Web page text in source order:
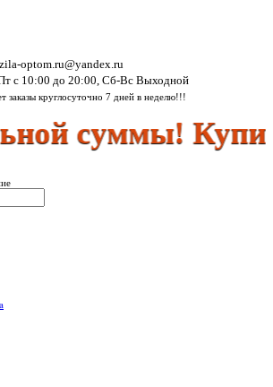
optom.ru@yandex.ru
с 10:00 до 20:00, Сб-Вс Выходной
заказы круглосуточно 7 дней в неделю!!!
суммы!